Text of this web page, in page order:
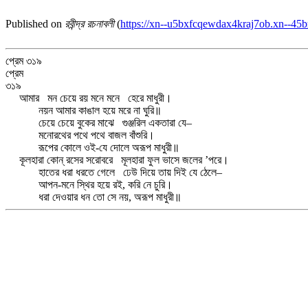
Published on রবীন্দ্র রচনাবলী(https://xn--u5bxfcqewdax4kraj7ob.xn--
প্রেম ৩১৯
প্রেম
৩১৯
আমার মন চেয়ে রয় মনে মনে হেরে মাধুরী।
নয়ন আমার কাঙাল হয়ে মরে না ঘুরি॥
চেয়ে চেয়ে বুকের মাঝে গুঞ্জরিল একতারা যে–
মনোরথের পথে পথে বাজল বাঁশুরি।
রূপের কোলে ওই-যে দোলে অরূপ মাধুরী॥
কূলহারা কোন্‌ রসের সরোবরে মূলহারা ফুল ভাসে জলের ’পরে।
হাতের ধরা ধরতে গেলে ঢেউ দিয়ে তায় দিই যে ঠেলে–
আপন-মনে স্থির হয়ে রই, করি নে চুরি।
ধরা দেওয়ার ধন তো সে নয়, অরূপ মাধুরী॥